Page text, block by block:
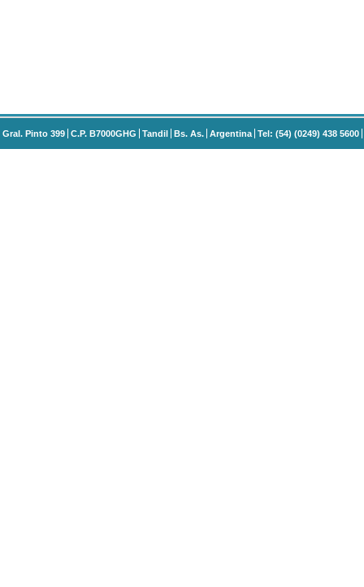
Gral. Pinto 399 C.P. B7000GHG Tandil Bs. As. Argentina Tel: (54) (0249) 438 5600